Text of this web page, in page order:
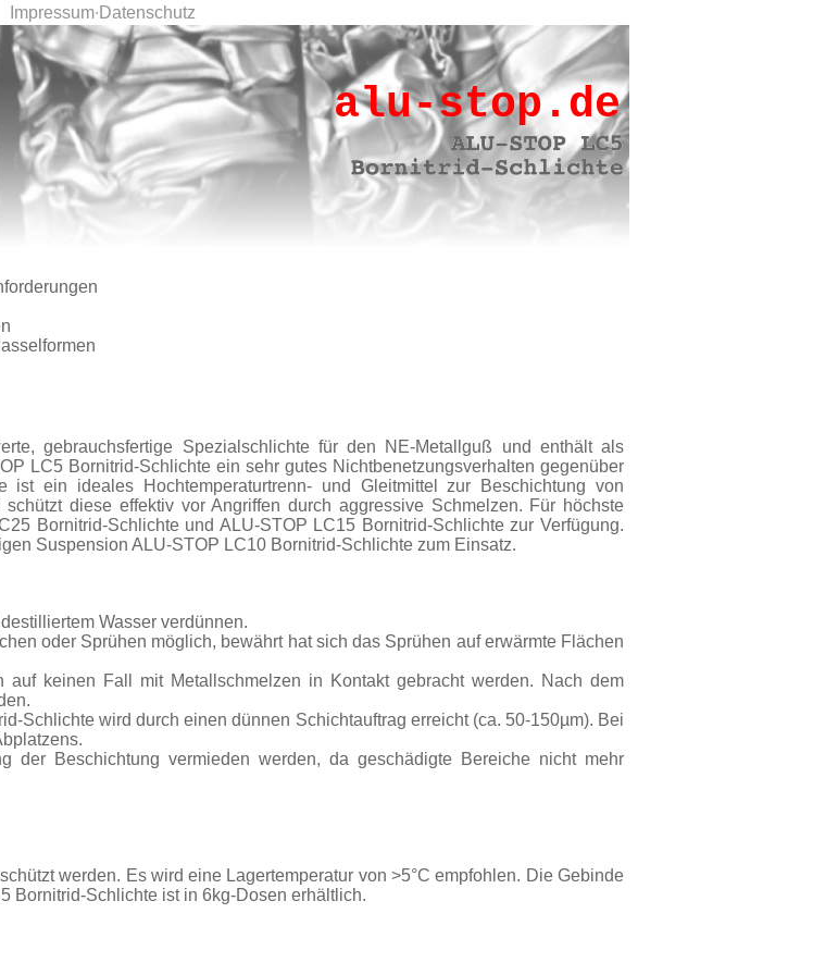
alu-stop.de
gebrauchsfertige Spezialschlichte für den NE-Metallguß und enthält als
LC5 Bornitrid-Schlichte ein sehr gutes Nichtbenetzungsverhalten gegenüber
ein ideales Hochtemperaturtrenn- und Gleitmittel zur Beschichtung von
diese effektiv vor Angriffen durch aggressive Schmelzen. Für höchste
Bornitrid-Schlichte und ALU-STOP LC15 Bornitrid-Schlichte zur Verfügung.
Suspension ALU-STOP LC10 Bornitrid-Schlichte zum Einsatz.
Wasser verdünnen.
oder Sprühen möglich, bewährt hat sich das Sprühen auf erwärmte Flächen
auf keinen Fall mit Metallschmelzen in Kontakt gebracht werden. Nach dem
Schlichte wird durch einen dünnen Schichtauftrag erreicht (ca. 50-150µm). Bei
der Beschichtung vermieden werden, da geschädigte Bereiche nicht mehr
werden. Es wird eine Lagertemperatur von >5°C empfohlen. Die Gebinde
Bornitrid-Schlichte ist in 6kg-Dosen erhältlich.
Impressum∙Datenschutz